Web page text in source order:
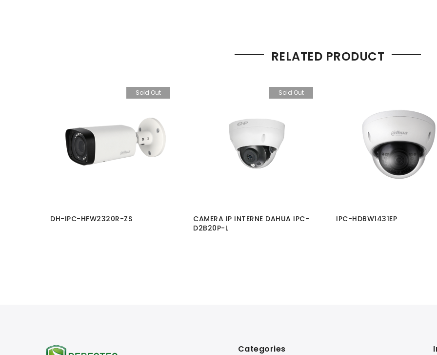
RELATED PRODUCT
Sold Out
DH-IPC-HFW2320R-ZS
Sold Out
CAMERA IP INTERNE DAHUA IPC-
D2B20P-L
IPC-HDBW1431EP
Categories